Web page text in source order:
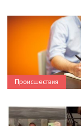
Происшествия